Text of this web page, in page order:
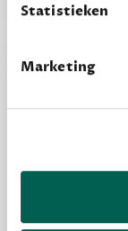
Statistieken
Marketing